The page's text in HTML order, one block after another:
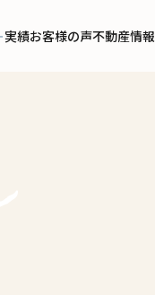
実績お客様の声不動産情報